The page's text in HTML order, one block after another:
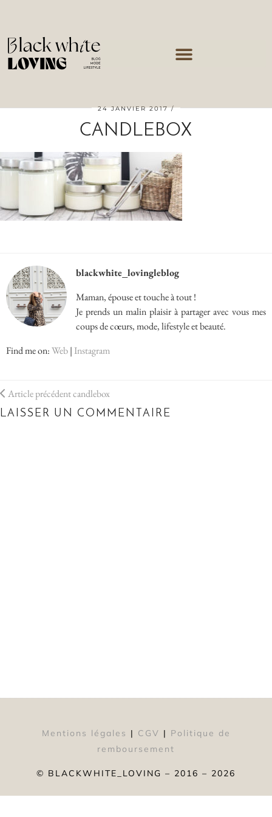
24 JANVIER 2017
CANDLEBOX
blackwhite_lovingleblog
Maman, épouse et touche à tout !
Je prends un malin plaisir à partager avec vous mes
coups de cœurs, mode, lifestyle et beauté.
Find me on:Web| Instagram
Article précédentcandlebox
LAISSER UN COMMENTAIRE
Mentions légales | CGV | Politique de
remboursement
© BLACKWHITE_LOVING – 2016 – 2026